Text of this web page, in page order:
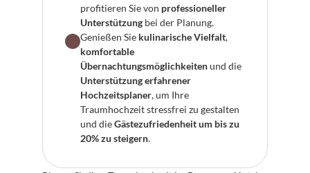
profitieren Sie von professioneller
Unterstützung bei der Planung.
Genießen Sie kulinarische Vielfalt
komfortable
Übernachtungsmöglichkeiten
Unterstützung erfahrener
Hochzeitsplaner, um Ihre
Traumhochzeit stressfrei zu gestalten
und die Gästezufriedenheit um bis zu
20% zu steigern.